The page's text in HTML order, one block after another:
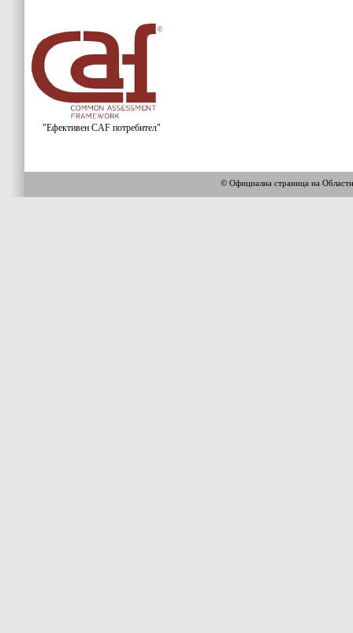
"Ефективен CAF потребител"
© Официална страница на